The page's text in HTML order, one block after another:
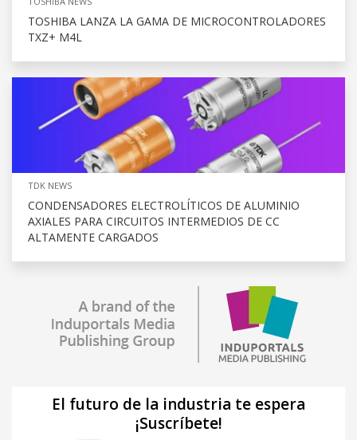
TOSHIBA LANZA LA GAMA DE MICROCONTROLADORES
TXZ+ M4L
TDK NEWS
CONDENSADORES ELECTROLÍTICOS DE ALUMINIO
AXIALES PARA CIRCUITOS INTERMEDIOS DE CC
ALTAMENTE CARGADOS
El futuro de la industria te espera
¡Suscríbete!